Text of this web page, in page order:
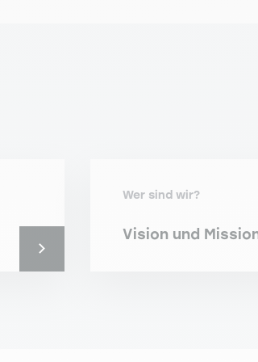
Wer sind wir?
Vision und